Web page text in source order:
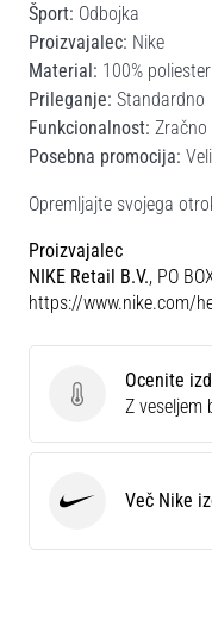
Šport: Odbojka
Proizvajalec: Nike
Material: 100% poliester
Prileganje: Standardno
Funkcionalnost:
Posebna promocija:
Opremljajte svojega
Proizvajalec
NIKE Retail B.V., PO
https://www.nike.com/
Ocenite izdelek
Ocenite
Z veseljem
Več Nike